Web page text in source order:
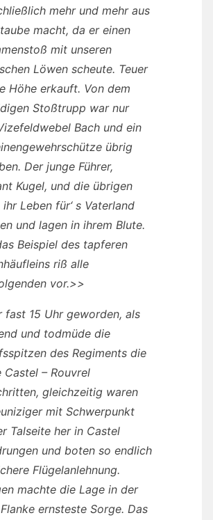
mehr und mehr aus
macht, da er einen
mit unseren
Löwen scheute. Teuer
Höhe erkauft. Von dem
Stoßtrupp war nur
Bach und ein
übrig
Der junge Führer,
Kugel, und die übrigen
Leben für‘ s Vaterland
und lagen in ihrem Blute.
Beispiel des tapferen
riß alle
vor.>>
fast 15 Uhr geworden, als
und todmüde die
des Regiments die
Castel – Rouvrel
gleichzeitig waren
mit Schwerpunkt
Talseite her in Castel
und boten so endlich
Flügelanlehnung.
machte die Lage in der
ernsteste Sorge. Das